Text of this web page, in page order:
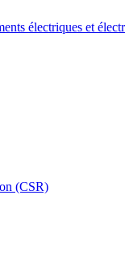
électriques et
(CSR)